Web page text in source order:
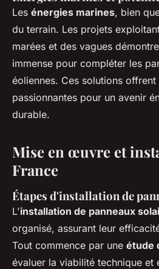
Les énergies marines, bien
du terrain. Les projets
marées et des vagues
immense pour compléter les
éoliennes. Ces solutions
passionnantes pour un avenir
durable.
Mise en œuvre et
France
Étapes d'installation de
L'installation de panneaux
organisé, assurant leur
Tout commence par une étude
évaluer la viabilité technique et